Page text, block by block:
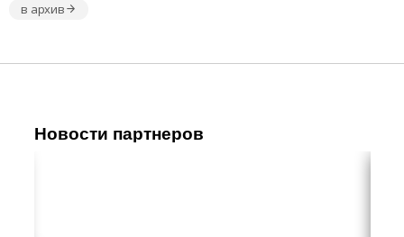
в архив
Новости партнеров